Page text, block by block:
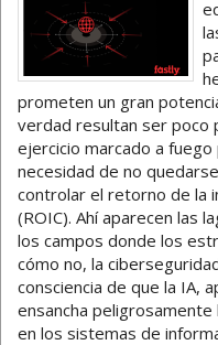
prometen un gran
verdad resultan ser poco
ejercicio marcado a fuego
necesidad de no
controlar el retorno de la
(ROIC). Ahí aparecen las
los campos donde los
cómo no, la
consciencia de que la IA,
ensancha
en los sistemas de